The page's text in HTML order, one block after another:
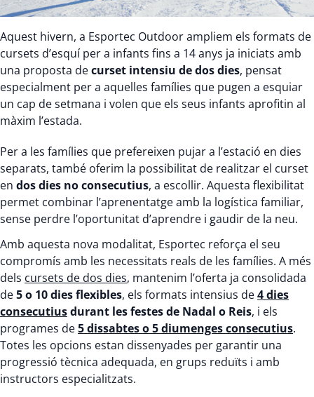
Aquest hivern, a Esportec Outdoor ampliem els formats de
cursets d’esquí per a infants fins a 14 anys ja iniciats amb
una proposta decurset intensiu de dos dies, pensat
especialment per a aquelles famílies que pugen a esquiar
un cap de setmana i volen que els seus infants aprofitin al
màxim l’estada.
Per a les famílies que prefereixen pujar a l’estació en dies
separats, també oferim la possibilitat de realitzar el curset
en dos dies no consecutius, a escollir. Aquesta flexibilitat
permet combinar l’aprenentatge amb la logística familiar,
sense perdre l’oportunitat d’aprendre i gaudir de la neu.
Amb aquesta nova modalitat, Esportec reforça el seu
compromís amb les necessitats reals de les famílies. A més
dels cursets de dos dies, mantenim l’oferta ja consolidada
de5 o 10 dies flexibles, els formats intensius de4 dies
consecutiusdurant les festes de Nadal o Reis, i els
programes de5 dissabtes o 5 diumenges consecutius.
Totes les opcions estan dissenyades per garantir una
progressió tècnica adequada, en grups reduïts i amb
instructors especialitzats.